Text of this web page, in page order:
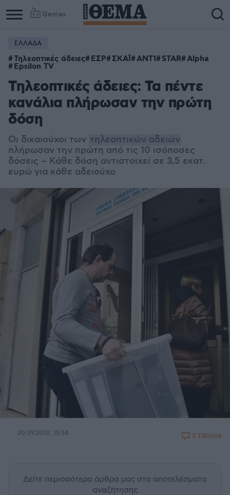
Games
ΕΛΛΑΔΑ
Τηλεοπτικές άδειες ΕΣΡ ΣΚΑΪ ΑΝΤ1 STAR Alpha
Epsilon TV
Τηλεοπτικές άδειες: Τα πέντε
κανάλια πλήρωσαν την πρώτη
δόση
Οι δικαιούχοι των τηλεοπτικών αδειών
πλήρωσαν την πρώτη από τις 10 ισόποσες
δόσεις – Κάθε δόση αντιστοιχεί σε 3,5 εκατ.
ευρώ για κάθε αδειούχο
20.09.2018, 15:54 3 ΣΧΟΛΙΑ
Δείτε περισσότερα άρθρα μας στα αποτελέσματα
αναζήτησης